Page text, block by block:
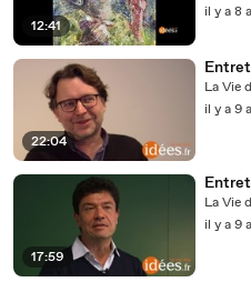
12:41
il y a 8
22:04
La Vie
il y a 9
17:59
La Vie
il y a 9